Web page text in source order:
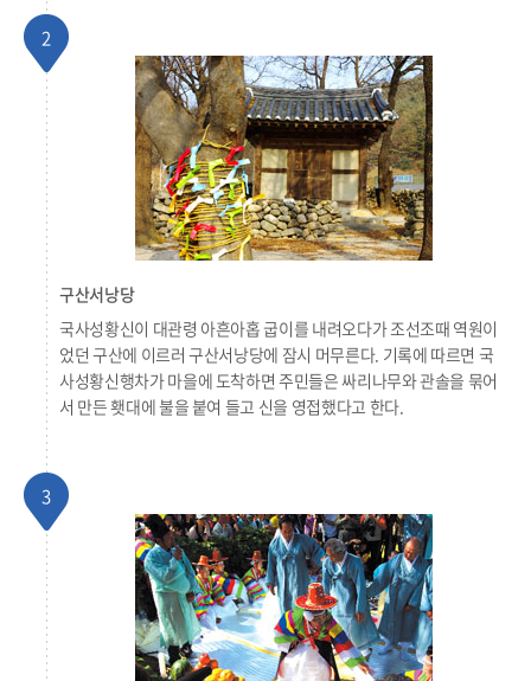
2
구산서낭당
국사성황신이 대관령 아흔아홉 굽이를 내려오다가 조선조때 역원이
었던 구산에 이르러 구산서낭당에 잠시 머무른다. 기록에 따르면 국
사성황신행차가 마을에 도착하면 주민들은 싸리나무와 관솔을 묶어
서 만든 횃대에 불을 붙여 들고 신을 영접했다고 한다.
3